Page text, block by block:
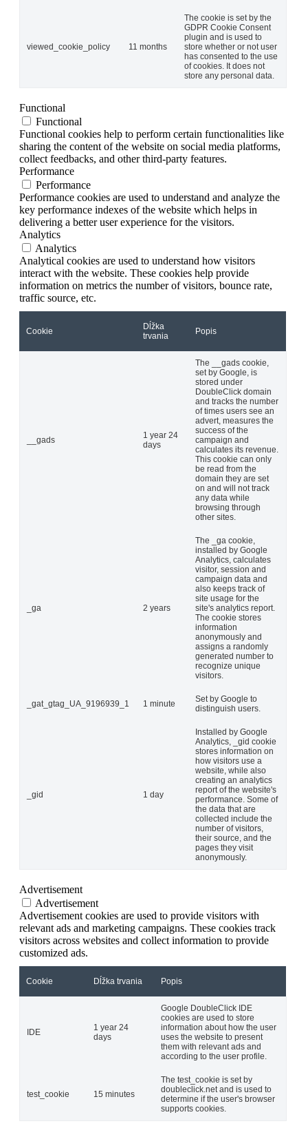
viewed_cookie_policy 11 months
The cookie is set by the
GDPR Cookie Consent
plugin and is used to
store whether or not user
has consented to the use
of cookies. It does not
store any personal data.
Functional
Functional
Functional cookies help to perform certain functionalities like
sharing the content of the website on social media platforms,
collect feedbacks, and other third-party features.
Performance
Performance
Performance cookies are used to understand and analyze the
key performance indexes of the website which helps in
delivering a better user experience for the visitors.
Analytics
Analytics
Analytical cookies are used to understand how visitors
interact with the website. These cookies help provide
information on metrics the number of visitors, bounce rate,
traffic source, etc.
Cookie
Dĺžka
trvania
Popis
__gads
1 year 24
days
The __gads cookie,
set by Google, is
stored under
DoubleClick domain
and tracks the number
of times users see an
advert, measures the
success of the
campaign and
calculates its revenue.
This cookie can only
be read from the
domain they are set
on and will not track
any data while
browsing through
other sites.
_ga 2 years
The _ga cookie,
installed by Google
Analytics, calculates
visitor, session and
campaign data and
also keeps track of
site usage for the
site's analytics report.
The cookie stores
information
anonymously and
assigns a randomly
generated number to
recognize unique
visitors.
_gat_gtag_UA_9196939_1 1 minute
Set by Google to
distinguish users.
_gid 1 day
Installed by Google
Analytics, _gid cookie
stores information on
how visitors use a
website, while also
creating an analytics
report of the website's
performance. Some of
the data that are
collected include the
number of visitors,
their source, and the
pages they visit
anonymously.
Advertisement
Advertisement
Advertisement cookies are used to provide visitors with
relevant ads and marketing campaigns. These cookies track
visitors across websites and collect information to provide
customized ads.
Cookie Dĺžka trvania Popis
IDE
1 year 24
days
Google DoubleClick IDE
cookies are used to store
information about how the user
uses the website to present
them with relevant ads and
according to the user profile.
test_cookie 15 minutes
The test_cookie is set by
doubleclick.net and is used to
determine if the user's browser
supports cookies.